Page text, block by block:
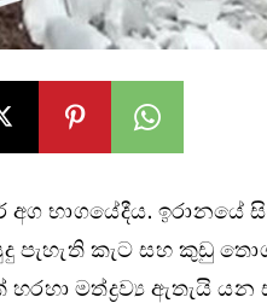
භාගයේදීය. ඉරානයේ
පැහැති කැට සහ කුඩු
මත්ද්‍රව්‍ය ඇතැයි යන